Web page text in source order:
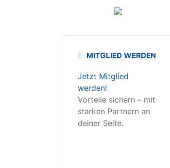
MITGLIED WERDEN
Jetzt Mitglied
werden!
Vorteile sichern – mit
starken Partnern an
deiner Seite.